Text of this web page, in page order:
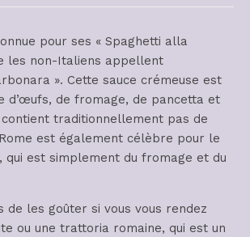
pour ses « Spaghetti alla
les non-Italiens appellent
». Cette sauce crémeuse est
d’œufs, de fromage, de pancetta et
traditionnellement pas de
est également célèbre pour le
qui est simplement du fromage et du
de les goûter si vous vous rendez
ou une trattoria romaine, qui est un